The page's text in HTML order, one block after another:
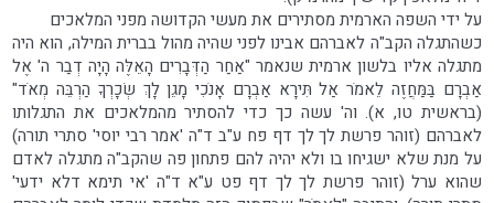
על ידי השפה הארמית מסתירים את מעשי הקדושה מפני המלאכים
כשהתגלה הקב"ה לאברהם אבינו לפני שהיה מהול בברית המילה, הוא היה
מתגלה אליו בלשון ארמית שנאמר "אַחַר הַדְּבָרִים הָאֵלֶּה הָיָה דְבַר ה' אֶל
אַבְרָם בַּמַּחֲזֶה לֵאמֹר אַל תִּירָא אַבְרָם אָנֹכִי מָגֵן לָךְ שְׂכָרְךָ הַרְבֵּה מְאֹד"
(בראשית טו, א). וה' עשה כך כדי להסתיר מהמלאכים את התגלותו
לאברהם (זוהר פרשת לך לך דף פח ע"ב ד"ה 'אמר רבי יוסי' סתרי תורה)
על מנת שלא ישגיחו בו ולא יהיה להם פתחון פה שהקב"ה מתגלה לאדם
שהוא ערל (זוהר פרשת לך לך דף פט ע"א ד"ה 'אי תימא דלא ידעי'